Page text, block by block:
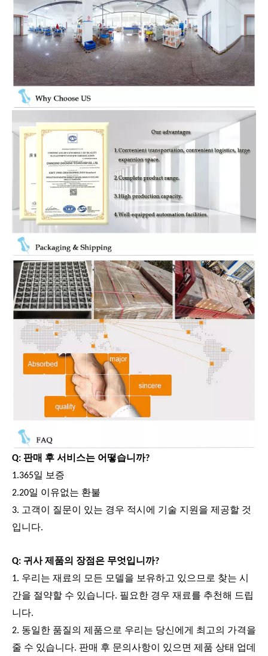
Q: 판매 후 서비스는 어떻습니까?
1.365일 보증
2.20일 이유없는 환불
3. 고객이 질문이 있는 경우 적시에 기술 지원을 제공할 것
입니다.
Q: 귀사 제품의 장점은 무엇입니까?
1. 우리는 재료의 모든 모델을 보유하고 있으므로 찾는 시
간을 절약할 수 있습니다. 필요한 경우 재료를 추천해 드립
니다.
2. 동일한 품질의 제품으로 우리는 당신에게 최고의 가격을
줄 수 있습니다. 판매 후 문의사항이 있으면 제품 상태 업데